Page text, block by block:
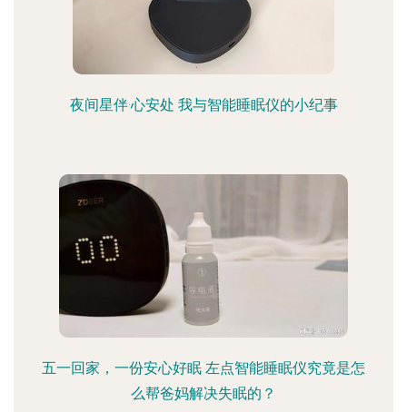
夜间星伴·心安处 我与智能睡眠仪的小纪事
五一回家，一份安心好眠 左点智能睡眠仪究竟是怎
么帮爸妈解决失眠的？